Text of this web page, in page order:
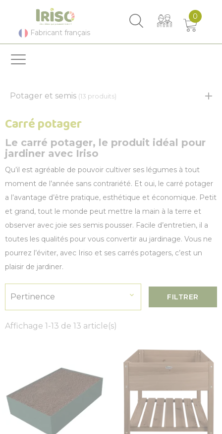
Fabricant français
0
Potager et semis (13 produits)
Carré potager
Le carré potager, le produit idéal pour
jardiner avec Iriso
Qu’il est agréable de pouvoir cultiver ses légumes à tout
moment de l’année sans contrariété. Et oui, le carré potager
a l’avantage d’être pratique, esthétique et économique. Petit
et grand, tout le monde peut mettre la main à la terre et
observer avec joie ses semis pousser. Facile d’entretien, il a
toutes les qualités pour vous convertir au jardinage. Vous ne
pourrez l’éviter, avec Iriso et ses carrés potagers, c’est un
plaisir de jardiner.
Pertinence  FILTRER
Affichage 1-13 de 13 article(s)
Panneau de gestion des cookies